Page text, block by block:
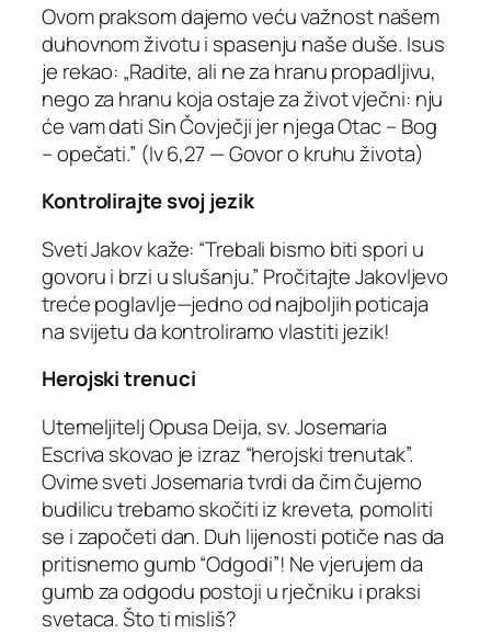
Ovom praksom dajemo veću važnost našem
duhovnom životu i spasenju naše duše. Isus
je rekao: „Radite, ali ne za hranu propadljivu,
nego za hranu koja ostaje za život vječni: nju
će vam dati Sin Čovječji jer njega Otac – Bog
– opečati.” (Iv 6,27 — Govor o kruhu života)
Kontrolirajte svoj jezik
Sveti Jakov kaže: “Trebali bismo biti spori u
govoru i brzi u slušanju.” Pročitajte Jakovljevo
treće poglavlje—jedno od najboljih poticaja
na svijetu da kontroliramo vlastiti jezik!
Herojski trenuci
Utemeljitelj Opusa Deija, sv. Josemaria
Escriva skovao je izraz “herojski trenutak”.
Ovime sveti Josemaria tvrdi da čim čujemo
budilicu trebamo skočiti iz kreveta, pomoliti
se i započeti dan. Duh lijenosti potiče nas da
pritisnemo gumb “Odgodi”! Ne vjerujem da
gumb za odgodu postoji u rječniku i praksi
svetaca. Što ti misliš?